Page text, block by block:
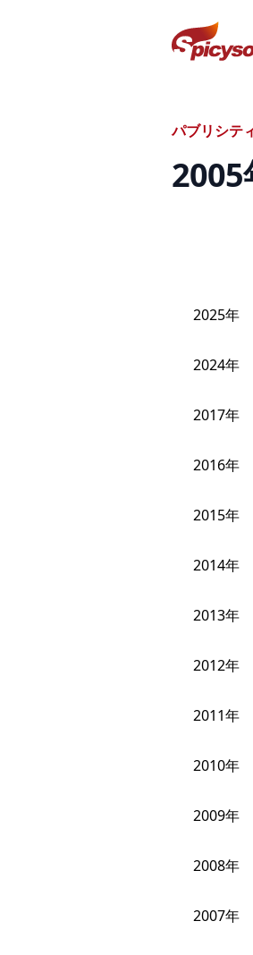
スパイシー
パブリシテ
2005
2025年
2024年
2017年
2016年
2015年
2014年
2013年
2012年
2011年
2010年
2009年
2008年
2007年